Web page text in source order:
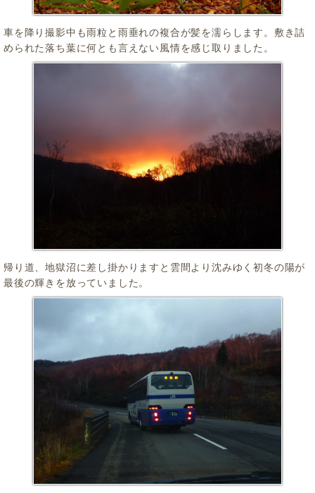
車を降り撮影中も雨粒と雨垂れの複合が髪を濡らします。敷き詰
められた落ち葉に何とも言えない風情を感じ取りました。
帰り道、地獄沼に差し掛かりますと雲間より沈みゆく初冬の陽が
最後の輝きを放っていました。